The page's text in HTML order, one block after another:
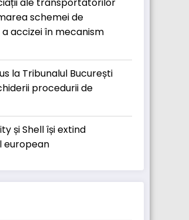
schemei de
accizei în mecanism
la Tribunalul București
procedurii de
și Shell își extind
european